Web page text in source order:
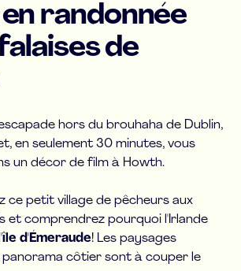
randonnée
de
hors du brouhaha de Dublin,
en seulement 30 minutes, vous
un décor de film à Howth.
ce petit village de pêcheurs aux
et comprendrez pourquoi l'Irlande
île d'Émeraude! Les paysages
côtier sont à couper le